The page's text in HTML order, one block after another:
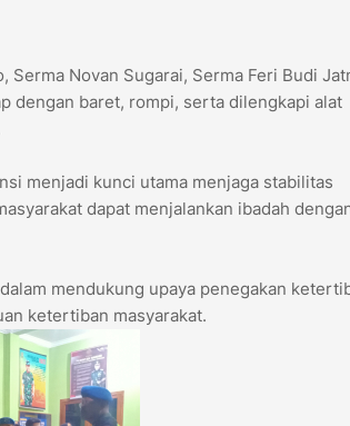
Novan Sugarai, Serma Feri Budi
dengan baret, rompi, serta dilengkapi alat
menjadi kunci utama menjaga stabilitas
dapat menjalankan ibadah
mendukung upaya penegakan
ketertiban masyarakat.